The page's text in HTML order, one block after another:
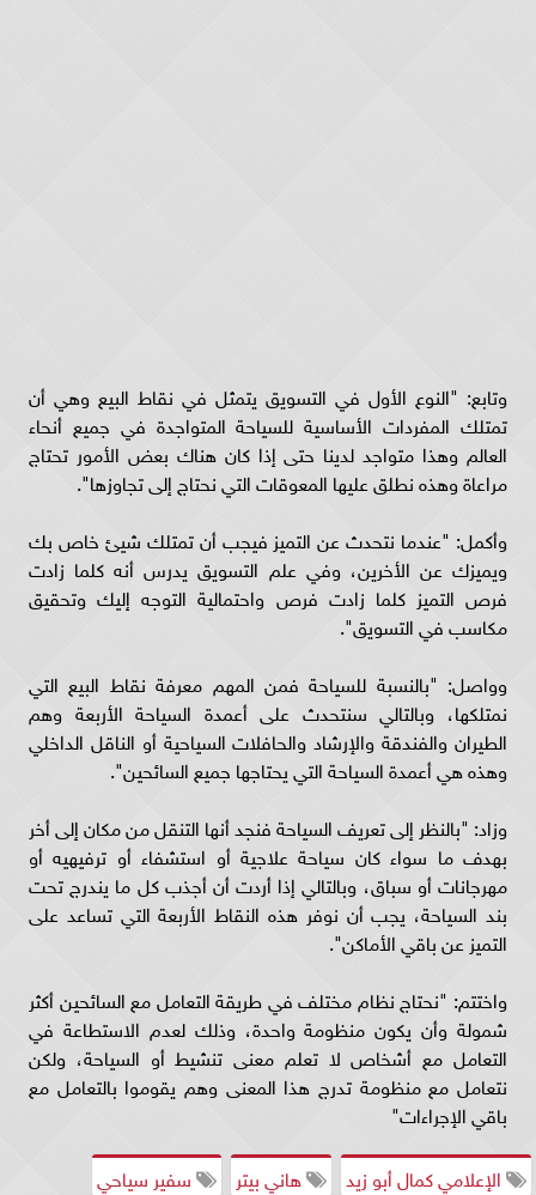
وتابع: "النوع الأول في التسويق يتمثل في نقاط البيع وهي أن
تمتلك المفردات الأساسية للسياحة المتواجدة في جميع أنحاء
العالم وهذا متواجد لدينا حتى إذا كان هناك بعض الأمور تحتاج
مراعاة وهذه نطلق عليها المعوقات التي نحتاج إلى تجاوزها".
وأكمل: "عندما نتحدث عن التميز فيجب أن تمتلك شيئ خاص بك
ويميزك عن الأخرين، وفي علم التسويق يدرس أنه كلما زادت
فرص التميز كلما زادت فرص واحتمالية التوجه إليك وتحقيق
مكاسب في التسويق".
وواصل: "بالنسبة للسياحة فمن المهم معرفة نقاط البيع التي
نمتلكها، وبالتالي سنتحدث على أعمدة السياحة الأربعة وهم
الطيران والفندقة والإرشاد والحافلات السياحية أو الناقل الداخلي
وهذه هي أعمدة السياحة التي يحتاجها جميع السائحين".
وزاد: "بالنظر إلى تعريف السياحة فنجد أنها التنقل من مكان إلى أخر
بهدف ما سواء كان سياحة علاجية أو استشفاء أو ترفيهيه أو
مهرجانات أو سباق، وبالتالي إذا أردت أن أجذب كل ما يندرج تحت
بند السياحة، يجب أن نوفر هذه النقاط الأربعة التي تساعد على
التميز عن باقي الأماكن".
واختتم: "نحتاج نظام مختلف في طريقة التعامل مع السائحين أكثر
شمولة وأن يكون منظومة واحدة، وذلك لعدم الاستطاعة في
التعامل مع أشخاص لا تعلم معنى تنشيط أو السياحة، ولكن
نتعامل مع منظومة تدرج هذا المعنى وهم يقوموا بالتعامل مع
باقي الإجراءات"
الإعلامي كمال أبو زيد
هاني بيتر سفير سياحي